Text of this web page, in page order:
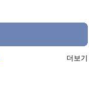
더보기